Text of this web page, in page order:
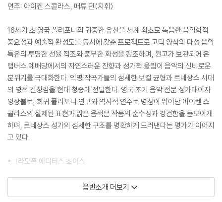
연주: 아이켄 스콜라스, 매튜 던(지휘)
16세기 초 영국 폴리포니의 귀중한 유산을 세계 최초로 녹음한 음악학적
중요성과 예술적 완성도를 동시에 갖춘 프로젝트로 고딕 양식의 다성 음악
특유의 투명한 선율 직조와 풍부한 화성을 강조하며, 원고가 보관되어 온
램버스 예배당에서의 자연스러운 잔향과 성가적 울림이 음악의 신비로운
분위기를 극대화한다. 익명 작곡가들의 섬세한 보컬 균형과 르네상스 시대
의 영적 긴장감을 현대 청중에 전달한다. 영국 초기 음악 전문 성가대이자
앙상블로, 희귀 폴리포니 연구와 역사적 연주로 명성이 뛰어난 아이켄 스
콜라스의 절제된 표현과 맑은 음색은 작품의 순수성과 경건함을 돋보이게
하며, 르네상스 성가의 섬세한 구조를 명확하게 드러낸다는 평가가 이어지
고 있다.
*그라모폰 에디터스 초이스
BBC Music Magazine March 2026
There is a lot to admire here from the Iken Scholars, whose co
음반소개 더보기